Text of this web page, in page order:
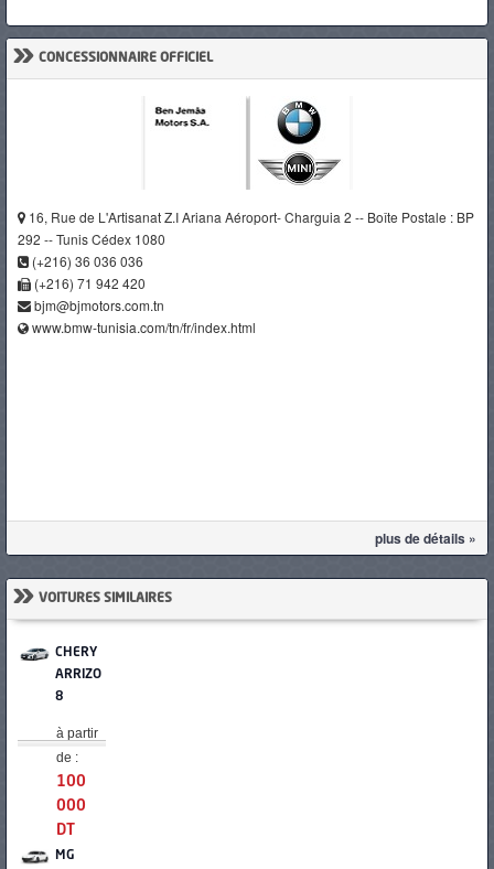
» CONCESSIONNAIRE OFFICIEL
16, Rue de L'Artisanat Z.I Ariana Aéroport- Charguia 2 -- Boîte Postale : BP
292 -- Tunis Cédex 1080
(+216) 36 036 036
(+216) 71 942 420
bjm@bjmotors.com.tn
www.bmw-tunisia.com/tn/fr/index.html
plus de détails »
» VOITURES SIMILAIRES
CHERY
ARRIZO
8
à partir
de :
100
000
DT
MG